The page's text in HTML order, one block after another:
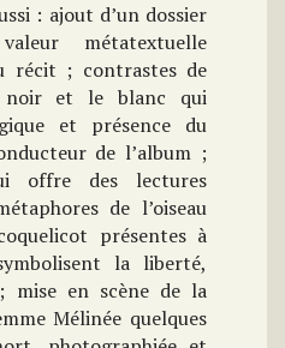
: ajout d’un dossier
métatextuelle
récit ; contrastes de
noir et le blanc qui
et présence du
de l’album ;
offre des lectures
de l’oiseau
présentes à
la liberté,
mise en scène de la
Mélinée quelques